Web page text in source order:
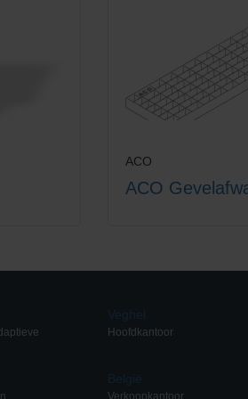
ACO
ACO
Veghel
Hoofdkantoor
België
Verkoopkantoor